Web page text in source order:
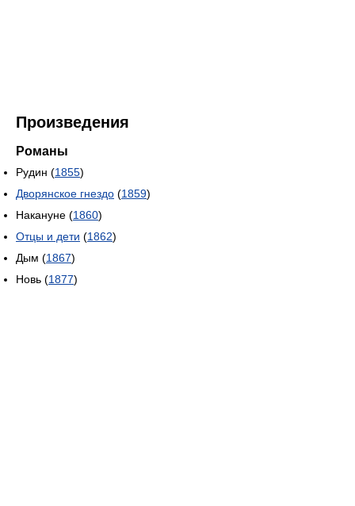
Произведения
Романы
Рудин (1855)
Дворянское гнездо (1859)
Накануне (1860)
Отцы и дети (1862)
Дым (1867)
Новь (1877)